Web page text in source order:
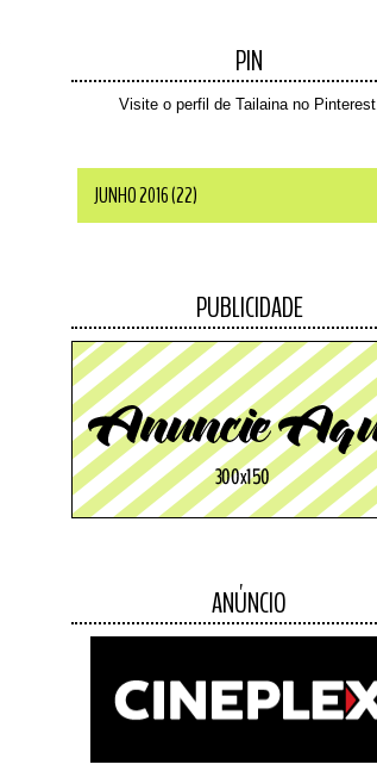
PIN
Visite o perfil de Tailaina no Pinterest.
PUBLICIDADE
ANÚNCIO